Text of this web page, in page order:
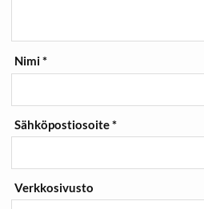
Nimi*
Sähköpostiosoite*
Verkkosivusto